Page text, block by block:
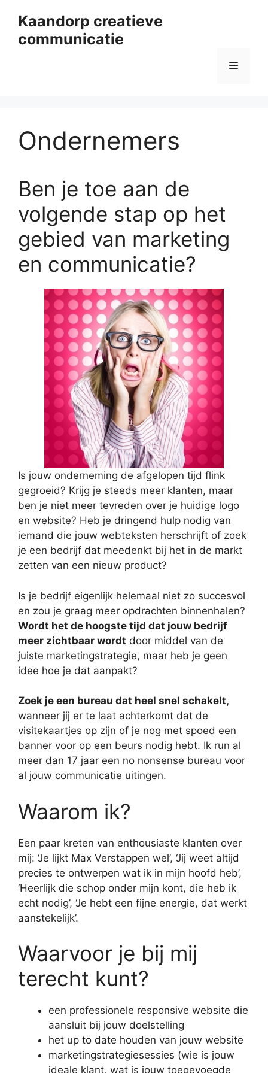
Kaandorp creatieve
communicatie
Menu
Ondernemers
Ben je toe aan de
volgende stap op het
gebied van marketing
en communicatie?
Is jouw onderneming de afgelopen tijd flink
gegroeid? Krijg je steeds meer klanten, maar
ben je niet meer tevreden over je huidige logo
en website? Heb je dringend hulp nodig van
iemand die jouw webteksten herschrijft of zoek
je een bedrijf dat meedenkt bij het in de markt
zetten van een nieuw product?
Is je bedrijf eigenlijk helemaal niet zo succesvol
en zou je graag meer opdrachten binnenhalen?
Wordt het de hoogste tijd dat jouw bedrijf
meer zichtbaar wordt door middel van de
juiste marketingstrategie, maar heb je geen
idee hoe je dat aanpakt?
Zoek je een bureau dat heel snel schakelt,
wanneer jij er te laat achterkomt dat de
visitekaartjes op zijn of je nog met spoed een
banner voor op een beurs nodig hebt. Ik run al
meer dan 17 jaar een no nonsense bureau voor
al jouw communicatie uitingen.
Waarom ik?
Een paar kreten van enthousiaste klanten over
mij: ‘Je lijkt Max Verstappen wel’, ‘Jij weet altijd
precies te ontwerpen wat ik in mijn hoofd heb’,
‘Heerlijk die schop onder mijn kont, die heb ik
echt nodig’, ‘Je hebt een fijne energie, dat werkt
aanstekelijk’.
Waarvoor je bij mij
terecht kunt?
een professionele responsive website die
aansluit bij jouw doelstelling
het up to date houden van jouw website
marketingstrategiesessies (wie is jouw
ideale klant, wat is jouw toegevoegde